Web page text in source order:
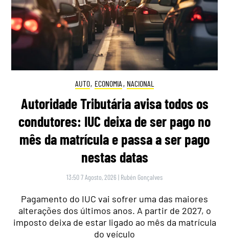
AUTO, ECONOMIA , NACIONAL
Autoridade Tributária avisa todos os
condutores: IUC deixa de ser pago no
mês da matrícula e passa a ser pago
nestas datas
13:50 7 Agosto, 2026 | Rubén Gonçalves
Pagamento do IUC vai sofrer uma das maiores
alterações dos últimos anos. A partir de 2027, o
imposto deixa de estar ligado ao mês da matrícula
do veículo